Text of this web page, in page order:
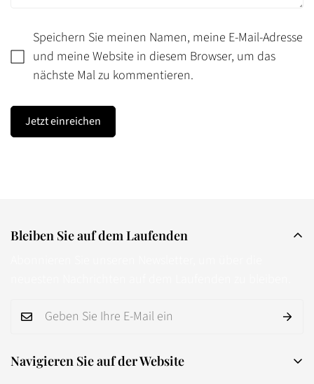
Speichern Sie meinen Namen, meine E-Mail-Adresse
und meine Website in diesem Browser, um das
nächste Mal zu kommentieren.
Jetzt einreichen
Navigieren Sie auf der Website
Bleiben Sie auf dem Laufenden